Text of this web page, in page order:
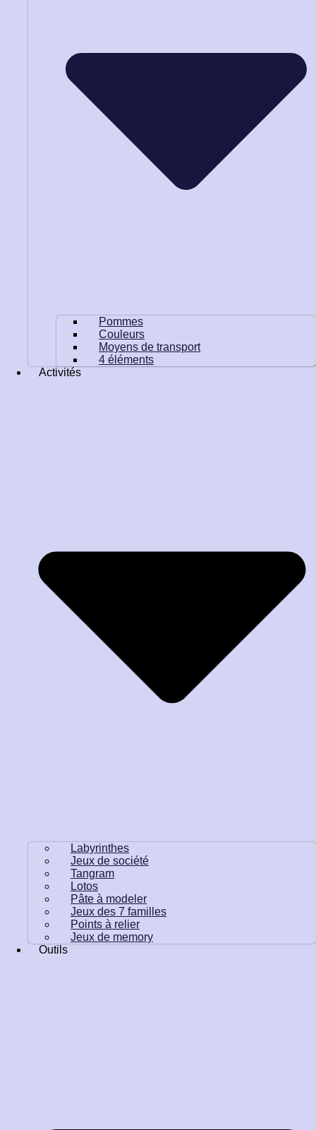
Pommes
Couleurs
Moyens de transport
4 éléments
Activités
Labyrinthes
Jeux de société
Tangram
Lotos
Pâte à modeler
Jeux des 7 familles
Points à relier
Jeux de memory
Outils